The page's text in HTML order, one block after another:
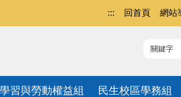
學習與勞動權益組 民生校區學務組
::: 回首頁 網站